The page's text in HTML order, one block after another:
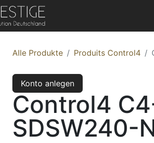
Alle Produkte Produits Control4
Konto anlegen
Control4
SDSW240-